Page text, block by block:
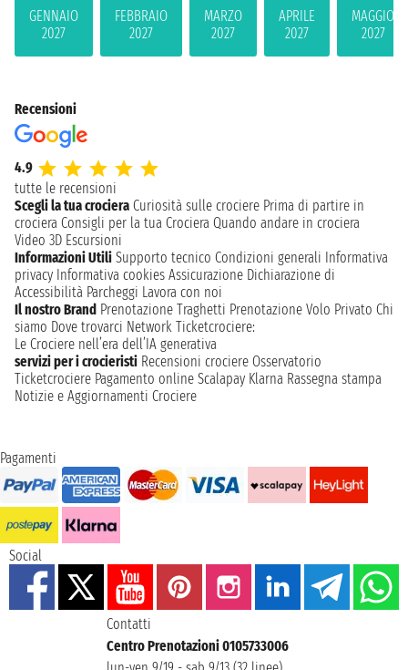
GENNAIO
2027
FEBBRAIO
2027
MARZO
2027
APRILE
2027
MAGGIO
2027
Recensioni
4.9
tutte le recensioni
Scegli la tua crociera Curiosità sulle crociere Prima di partire in
crociera Consigli per la tua Crociera Quando andare in crociera
Video 3D Escursioni
Informazioni Utili Supporto tecnico Condizioni generali Informativa
privacy Informativa cookies Assicurazione Dichiarazione di
Accessibilità Parcheggi Lavora con noi
Il nostro Brand Prenotazione Traghetti Prenotazione Volo Privato Chi
siamo Dove trovarci Network Ticketcrociere:
Le Crociere nell’era dell’IA generativa
servizi per i crocieristi Recensioni crociere Osservatorio
Ticketcrociere Pagamento online Scalapay Klarna Rassegna stampa
Notizie e Aggiornamenti Crociere
Pagamenti
Social
Contatti
Centro Prenotazioni 0105733006